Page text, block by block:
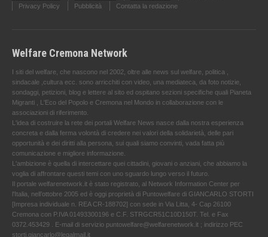
Privacy Policy
Pubblicità Contatta la redazione
Welfare Cremona Network
I siti del welfare, che nascono nel 2002, oltre alle news sul welfare, politica ,
sindacale ,cultura ecc. sono arricchiti con video, una mediateca, da foto notizie,
sondaggi, petizioni, blog e lettere al sito ed ospitano sezioni specifiche quali Pianeta
Migranti , L'Eco del Popolo e Cremona nel Mondo in collaborazione con le
associazioni di riferimento.
L'idea di costruire la rete dei portali Welfare News nasce dalla nostra esperienza
concreta e dalla ferma volontà di credere nei valori della solidarietà, delle pari
opportunità e dei diritti alla persona, sui quali siamo convinti, vada fatta più
comunicazione e migliore informazione.
L'ambizione è quella di intercettare quei cittadini, giovani o anziani, che abbiamo la
voglia di affrontare questi temi con uno sguardo lungo verso il futuro.
Il portale welfarenetwork.it è stato registrato, al Network Information Center per
l'Italia, nell’ottobre 2005 ed è oggi proprietà di Puntowelfare di GIANCARLO STORTI
[Impresa individuale n. REA CR-188702] con sede in Via Litta, 4- Cap 26100
Cremona con P.IVA 01493300196 e C.F. STRGCR51C10D150T. Tel. e Fax
0372.453429 . E-mail di servizio puntowelfare@welfarenetwork.it ; indirizzo PEC
storti.giancarlo@legalmail.it